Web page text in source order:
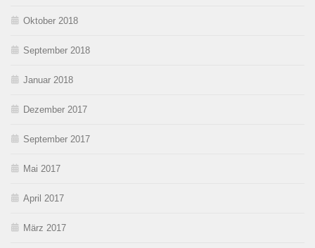
Oktober 2018
September 2018
Januar 2018
Dezember 2017
September 2017
Mai 2017
April 2017
März 2017